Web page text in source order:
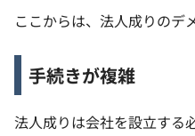
ここからは、法人成りのデ
手続きが複雑
法人成りは会社を設立する